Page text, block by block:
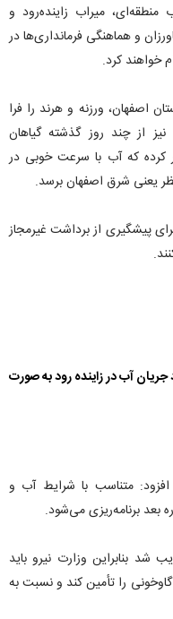
میراب زاینده‌رود و
و هماهنگی فرمانداری‌ها در
خواهند کرد.
اصفهان، ورزنه و هرند را فرا
از چند روز گذشته گیاهان
کرده که آب با سرعت خوبی در
یعنی شرق اصفهان برسد.
برای پیشگیری از برداشت غیرمجاز
جریان آب در زاینده رود به صورت
متناسب با شرایط آب و
بعد برنامه‌ریزی می‌شود.
بنابراین وزارت نیرو باید
را تأمین کند و نسبت به